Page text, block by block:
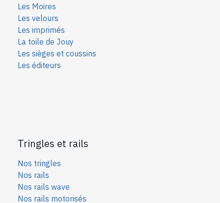
Les Moires
Les velours
Les imprimés
La toile de Jouy
Les sièges et coussins
Les éditeurs
Tringles et rails
Nos tringles
Nos rails
Nos rails wave
Nos rails motorisés